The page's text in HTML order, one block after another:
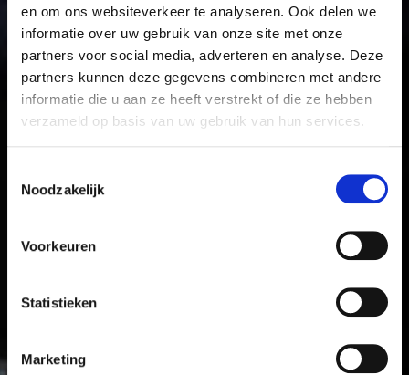
en om ons websiteverkeer te analyseren. Ook delen we
informatie over uw gebruik van onze site met onze
partners voor social media, adverteren en analyse. Deze
partners kunnen deze gegevens combineren met andere
informatie die u aan ze heeft verstrekt of die ze hebben
verzameld op basis van uw gebruik van hun services.
Noodzakelijk
Voorkeuren
Statistieken
Marketing